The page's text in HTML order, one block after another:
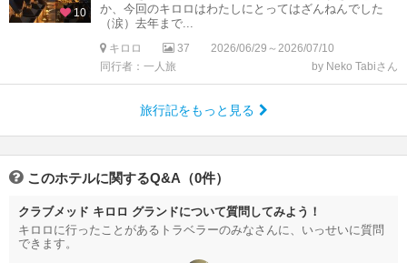
10
か、今回のキロロはわたしにとってはざんねんでした
（涙）去年まで...
キロロ 37
2026/06/29～2026/07/10
同行者：一人旅
by Neko Tabiさん
旅行記をもっと見る
このホテルに関するQ&A（0件）
クラブメッド キロロ グランドについて質問してみよう！
キロロに行ったことがあるトラベラーのみなさんに、いっせいに質問
できます。